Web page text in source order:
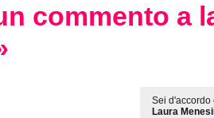
commento a
Sei d'accordo
Laura